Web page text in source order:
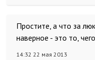
Простите, а что за
наверное - это то,
14:32 22 мая 2013